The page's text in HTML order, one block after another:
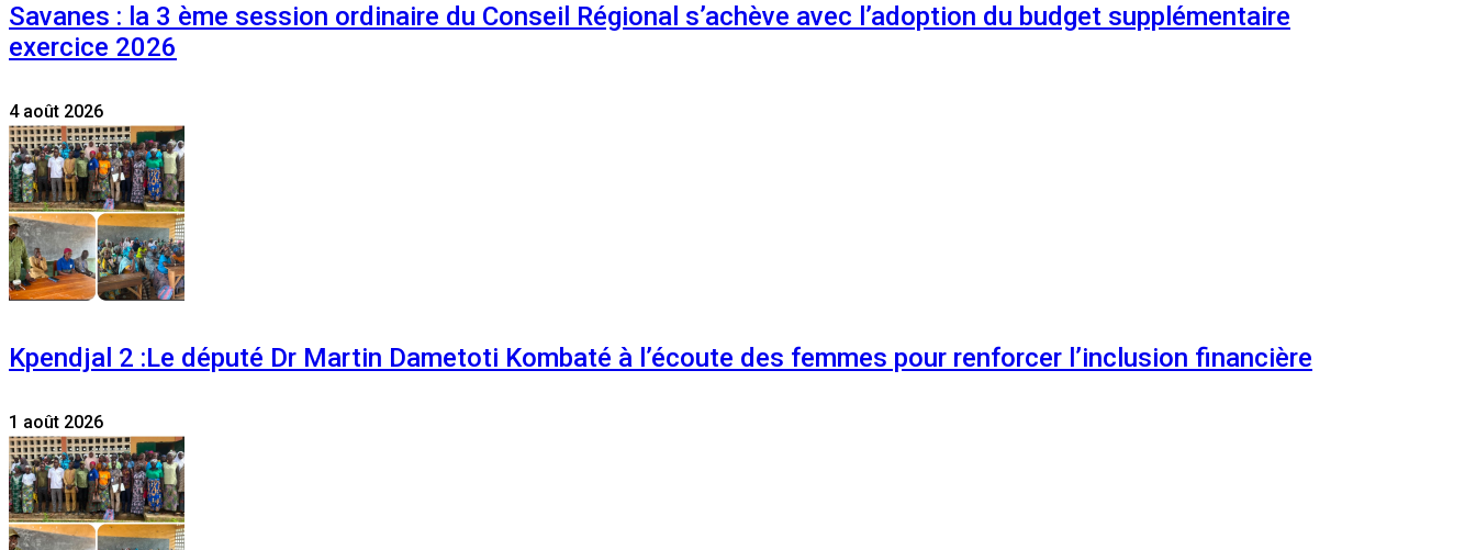
Savanes : la 3 ème session ordinaire du Conseil Régional s’achève avec l’adoption du budget supplémentaire
exercice 2026
4 août 2026
Kpendjal 2 :Le député Dr Martin Dametoti Kombaté à l’écoute des femmes pour renforcer l’inclusion financière
1 août 2026